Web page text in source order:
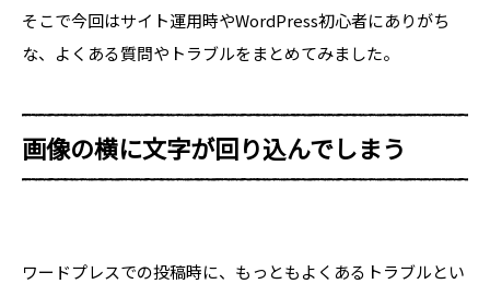
そこで今回はサイト運用時やWordPress初心者にありがち
な、よくある質問やトラブルをまとめてみました。
画像の横に文字が回り込んでしまう
ワードプレスでの投稿時に、もっともよくあるトラブルとい